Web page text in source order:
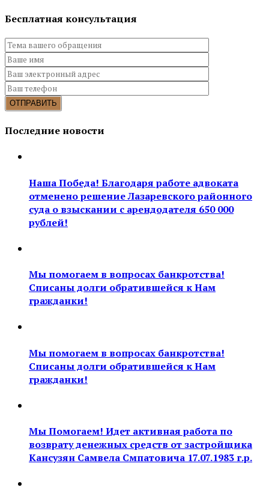
Бесплатная консультация
Последние новости
Наша Победа! Благодаря работе адвоката
отменено решение Лазаревского районного
суда о взыскании с арендодателя 650 000
рублей!
Мы помогаем в вопросах банкротства!
Списаны долги обратившейся к Нам
гражданки!
Мы помогаем в вопросах банкротства!
Списаны долги обратившейся к Нам
гражданки!
Мы Помогаем! Идет активная работа по
возврату денежных средств от застройщика
Кансузян Самвела Смпатовича 17.07.1983 г.р.